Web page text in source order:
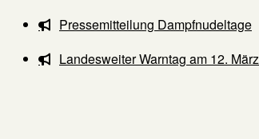
Pressemitteilung Dampfnudeltage
Landesweiter Warntag am 12.